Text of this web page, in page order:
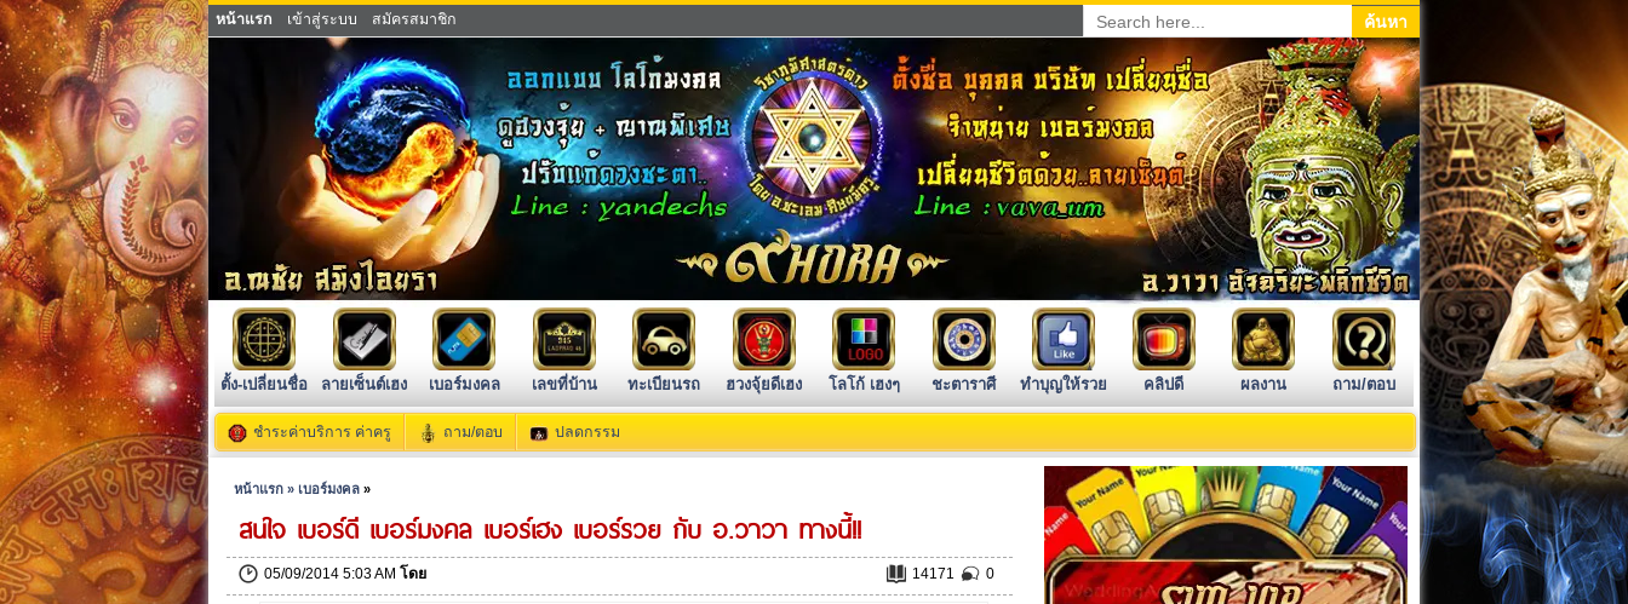
หน้าแรก เข้าสู่ระบบ สมัครสมาชิก
ตั้ง-เปลี่ยนชื่อ ลายเซ็นต์เฮง เบอร์มงคล เลขที่บ้าน ทะเบียนรถ ฮวงจุ้ยดีเฮง โลโก้ เฮงๆ ชะตาราศี ทำบุญให้รวย คลิปดี ผลงาน ถาม/ตอบ
ชำระค่าบริการ ค่าครู ถาม/ตอบ ปลดกรรม
หน้าแรก » เบอร์มงคล »
สนใจ เบอร์ดี เบอร์มงคล เบอร์เฮง เบอร์รวย กับ อ.วาวา ทางนี้!!
05/09/2014 5:03 AM โดย 0
14171